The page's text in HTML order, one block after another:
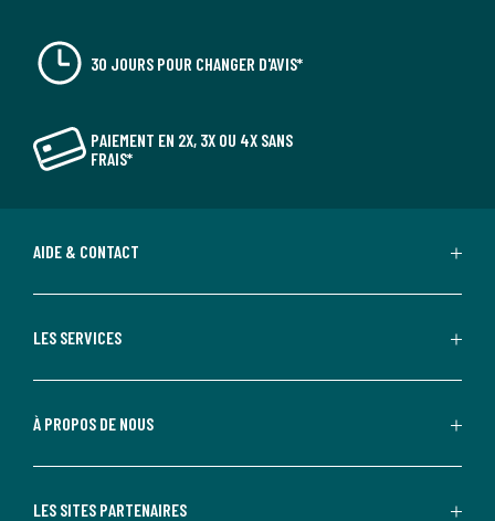
30 JOURS POUR CHANGER D'AVIS*
PAIEMENT EN 2X, 3X OU 4X SANS
FRAIS*
AIDE & CONTACT
LES SERVICES
À PROPOS DE NOUS
LES SITES PARTENAIRES